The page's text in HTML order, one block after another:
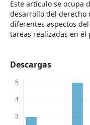
Este artículo se ocupa
desarrollo del derecho
diferentes aspectos
tareas realizadas en él
Descargas